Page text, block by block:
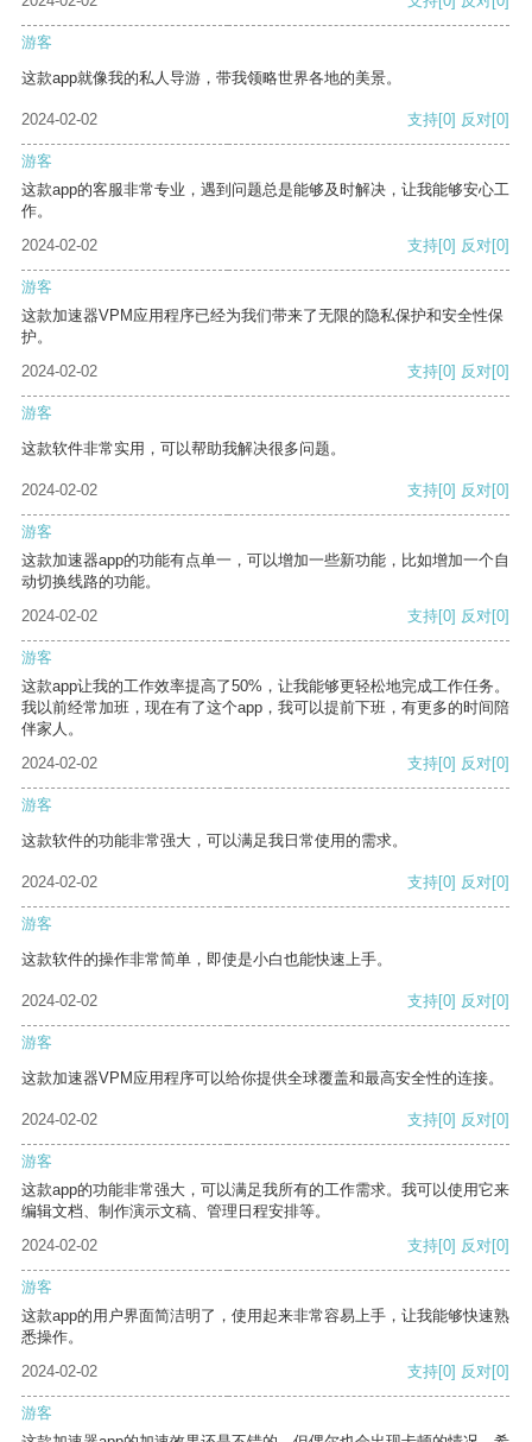
游客
这款app就像我的私人导游，带我领略世界各地的美景。
2024-02-02 支持[0] 反对[0]
游客
这款app的客服非常专业，遇到问题总是能够及时解决，让我能够安心工
作。
2024-02-02
支持[0] 反对[0]
游客
这款加速器VPM应用程序已经为我们带来了无限的隐私保护和安全性保
护。
2024-02-02
支持[0] 反对[0]
游客
这款软件非常实用，可以帮助我解决很多问题。
2024-02-02 支持[0] 反对[0]
游客
这款加速器app的功能有点单一，可以增加一些新功能，比如增加一个自
动切换线路的功能。
2024-02-02
支持[0] 反对[0]
游客
这款app让我的工作效率提高了50%，让我能够更轻松地完成工作任务。
我以前经常加班，现在有了这个app，我可以提前下班，有更多的时间陪
伴家人。
2024-02-02
支持[0] 反对[0]
游客
这款软件的功能非常强大，可以满足我日常使用的需求。
2024-02-02 支持[0] 反对[0]
游客
这款软件的操作非常简单，即使是小白也能快速上手。
2024-02-02 支持[0] 反对[0]
游客
这款加速器VPM应用程序可以给你提供全球覆盖和最高安全性的连接。
2024-02-02 支持[0] 反对[0]
游客
这款app的功能非常强大，可以满足我所有的工作需求。我可以使用它来
编辑文档、制作演示文稿、管理日程安排等。
2024-02-02
支持[0] 反对[0]
游客
这款app的用户界面简洁明了，使用起来非常容易上手，让我能够快速熟
悉操作。
2024-02-02
支持[0] 反对[0]
游客